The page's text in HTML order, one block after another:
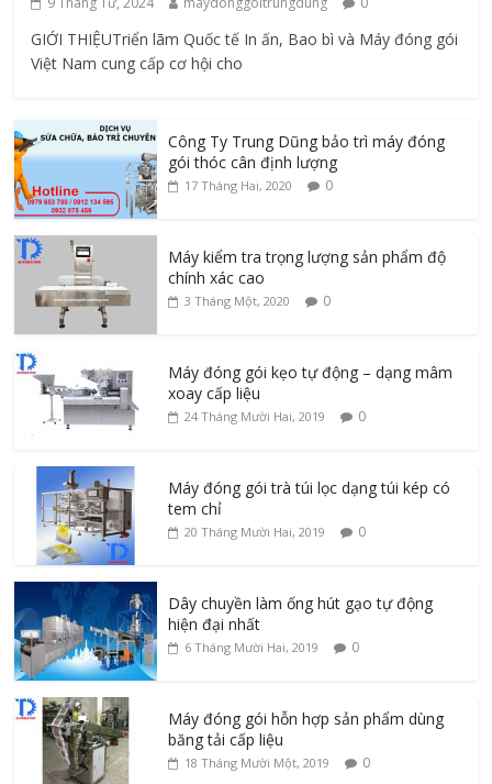
GIỚI THIỆUTriển lãm Quốc tế In ấn, Bao bì và Máy đóng gói
Việt Nam cung cấp cơ hội cho
Công Ty Trung Dũng bảo trì máy đóng
gói thóc cân định lượng
17 Tháng Hai, 2020 0
Máy kiểm tra trọng lượng sản phẩm độ
chính xác cao
3 Tháng Một, 2020 0
Máy đóng gói kẹo tự động – dạng mâm
xoay cấp liệu
24 Tháng Mười Hai, 2019 0
Máy đóng gói trà túi lọc dạng túi kép có
tem chỉ
20 Tháng Mười Hai, 2019 0
Dây chuyền làm ống hút gạo tự động
hiện đại nhất
6 Tháng Mười Hai, 2019 0
Máy đóng gói hỗn hợp sản phẩm dùng
băng tải cấp liệu
18 Tháng Mười Một, 2019 0